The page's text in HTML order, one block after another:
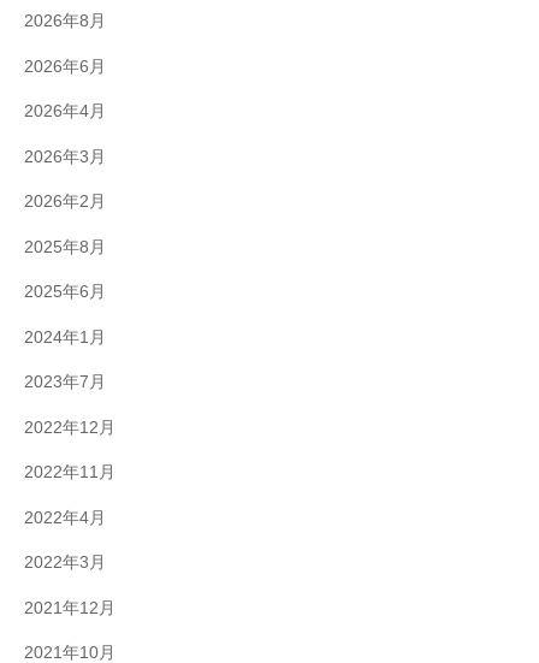
て
い
す
。
2026年8月
2026年6月
2026年4月
2026年3月
2026年2月
2025年8月
2025年6月
2024年1月
2023年7月
2022年12月
2022年11月
2022年4月
2022年3月
2021年12月
2021年10月